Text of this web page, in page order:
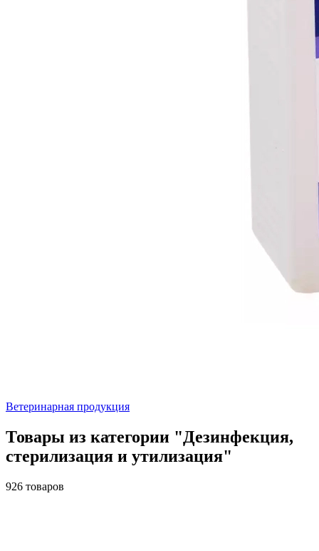
Ветеринарная продукция
Товары из категории "Дезинфекция,
стерилизация и утилизация"
926 товаров